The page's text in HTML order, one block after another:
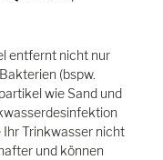
entfernt nicht nur
(bspw.
wie Sand und
Trinkwasser nicht
und können